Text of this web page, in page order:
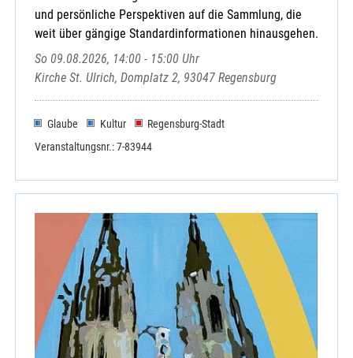
und persönliche Perspektiven auf die Sammlung, die
weit über gängige Standardinformationen hinausgehen.
So 09.08.2026, 14:00 - 15:00 Uhr
Kirche St. Ulrich, Domplatz 2, 93047 Regensburg
Glaube Kultur
Regensburg-Stadt
Veranstaltungsnr.: 7-83944